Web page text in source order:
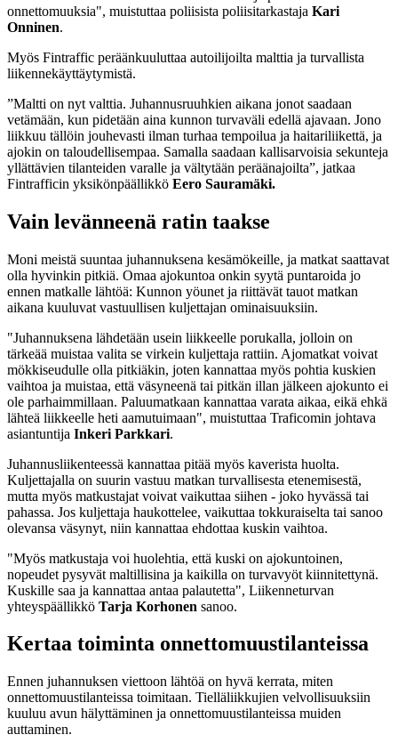
onnettomuuksia", muistuttaa poliisista poliisitarkastaja Kari
Onninen.
Myös Fintraffic peräänkuuluttaa autoilijoilta malttia ja turvallista
liikennekäyttäytymistä.
”Maltti on nyt valttia. Juhannusruuhkien aikana jonot saadaan
vetämään, kun pidetään aina kunnon turvaväli edellä ajavaan. Jono
liikkuu tällöin jouhevasti ilman turhaa tempoilua ja haitariliikettä, ja
ajokin on taloudellisempaa. Samalla saadaan kallisarvoisia sekunteja
yllättävien tilanteiden varalle ja vältytään peräänajoilta”, jatkaa
Fintrafficin yksikönpäällikkö Eero Sauramäki.
Vain levänneenä ratin taakse
Moni meistä suuntaa juhannuksena kesämökeille, ja matkat saattavat
olla hyvinkin pitkiä. Omaa ajokuntoa onkin syytä puntaroida jo
ennen matkalle lähtöä: Kunnon yöunet ja riittävät tauot matkan
aikana kuuluvat vastuullisen kuljettajan ominaisuuksiin.
"Juhannuksena lähdetään usein liikkeelle porukalla, jolloin on
tärkeää muistaa valita se virkein kuljettaja rattiin. Ajomatkat voivat
mökkiseudulle olla pitkiäkin, joten kannattaa myös pohtia kuskien
vaihtoa ja muistaa, että väsyneenä tai pitkän illan jälkeen ajokunto ei
ole parhaimmillaan. Paluumatkaan kannattaa varata aikaa, eikä ehkä
lähteä liikkeelle heti aamutuimaan", muistuttaa Traficomin johtava
asiantuntija Inkeri Parkkari.
Juhannusliikenteessä kannattaa pitää myös kaverista huolta.
Kuljettajalla on suurin vastuu matkan turvallisesta etenemisestä,
mutta myös matkustajat voivat vaikuttaa siihen - joko hyvässä tai
pahassa. Jos kuljettaja haukottelee, vaikuttaa tokkuraiselta tai sanoo
olevansa väsynyt, niin kannattaa ehdottaa kuskin vaihtoa.
"Myös matkustaja voi huolehtia, että kuski on ajokuntoinen,
nopeudet pysyvät maltillisina ja kaikilla on turvavyöt kiinnitettynä.
Kuskille saa ja kannattaa antaa palautetta", Liikenneturvan
yhteyspäällikkö Tarja Korhonen sanoo.
Kertaa toiminta onnettomuustilanteissa
Ennen juhannuksen viettoon lähtöä on hyvä kerrata, miten
onnettomuustilanteissa toimitaan. Tielläliikkujien velvollisuuksiin
kuuluu avun hälyttäminen ja onnettomuustilanteissa muiden
auttaminen.